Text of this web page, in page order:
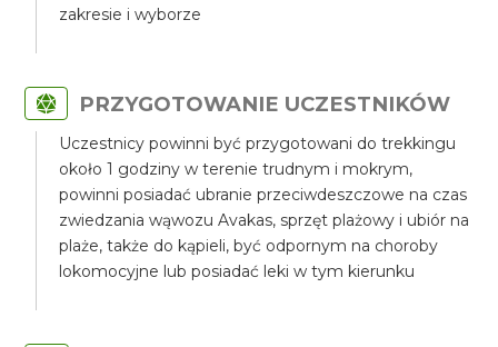
zakresie i wyborze
PRZYGOTOWANIE UCZESTNIKÓW
Uczestnicy powinni być przygotowani do trekkingu
około 1 godziny w terenie trudnym i mokrym,
powinni posiadać ubranie przeciwdeszczowe na czas
zwiedzania wąwozu Avakas, sprzęt plażowy i ubiór na
plaże, także do kąpieli, być odpornym na choroby
lokomocyjne lub posiadać leki w tym kierunku